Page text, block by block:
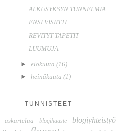
ALKUSYKSYN TUNNELMIA.
ENSI VISIITTI.
REVITYT TAPETIT
LUUMUJA.
► elokuuta (16)
► heinäkuuta (1)
TUNNISTEET
askartelua blogihaaste blogiyhteistyö